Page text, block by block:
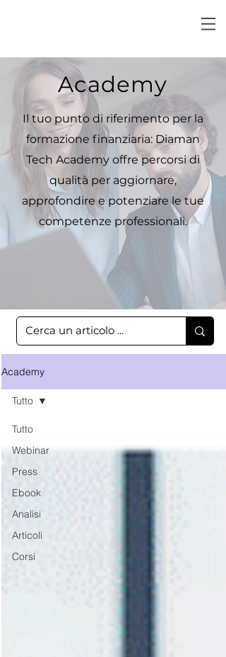
Academy
Il tuo punto di riferimento per la
formazione finanziaria: Diaman
Tech Academy offre percorsi di
qualità per aggiornare,
approfondire e potenziare le tue
competenze professionali.
Academy
Tutto
Webinar
Press
Ebook
Analisi
Articoli
Corsi
Tutto